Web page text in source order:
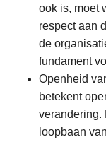
ook is, moet
respect aan
de
fundament
Openheid
betekent
verandering.
loopbaan